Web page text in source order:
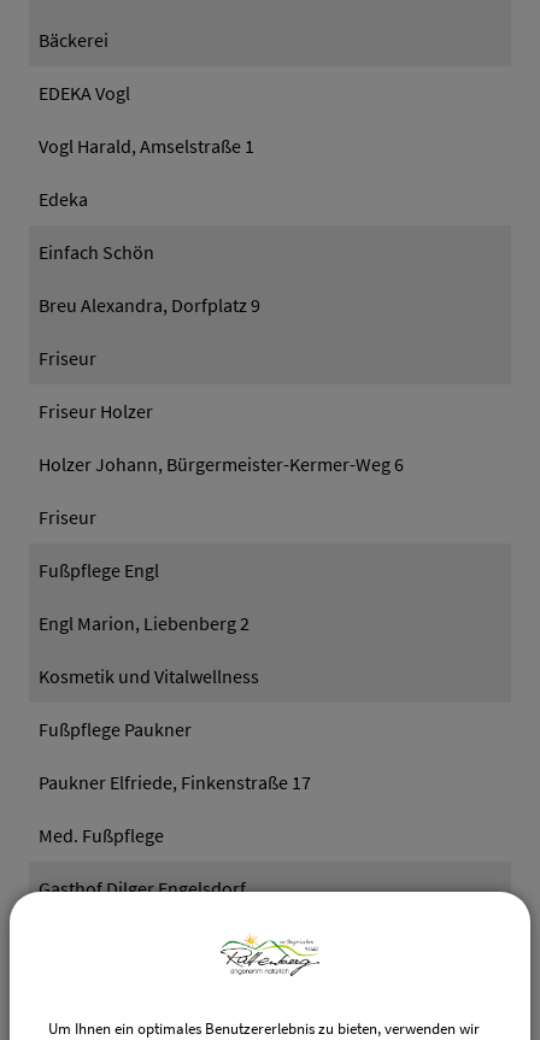
Bäckerei
EDEKA Vogl
Vogl Harald, Amselstraße 1
Edeka
Einfach Schön
Breu Alexandra, Dorfplatz 9
Friseur
Friseur Holzer
Holzer Johann, Bürgermeister-Kermer-Weg 6
Friseur
Fußpflege Engl
Engl Marion, Liebenberg 2
Kosmetik und Vitalwellness
Fußpflege Paukner
Paukner Elfriede, Finkenstraße 17
Med. Fußpflege
Gasthof Dilger Engelsdorf
Dilger Johann, Engelsdorf 1
Um Ihnen ein optimales Benutzererlebnis zu bieten, verwenden wir